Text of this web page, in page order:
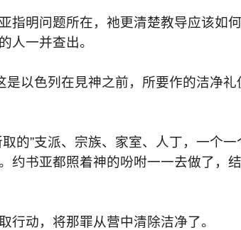
指明问题所在，祂更清楚教导应该如
人一并查出。
是以色列在見神之前，所要作的洁净礼
的”支派、宗族、家室、人丁，一个
约书亚都照着神的吩咐一一去做了，
行动，将那罪从营中清除洁净了。